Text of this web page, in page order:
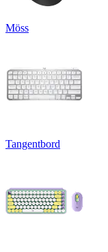
Möss
Tangentbord